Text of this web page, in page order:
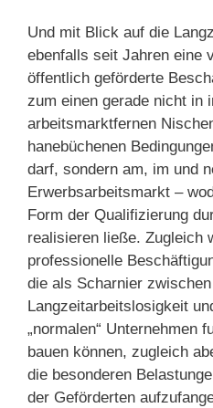
Und mit Blick auf die
ebenfalls seit Jahren eine
öffentlich geförderte
zum einen gerade nicht in
arbeitsmarktfernen
hanebüchenen
darf, sondern am, im und
Erwerbsarbeitsmarkt –
Form der Qualifizierung
realisieren ließe. Zugleich
professionelle
die als Scharnier
Langzeitarbeitslosigkeit
„normalen“ Unternehmen
bauen können, zugleich
die besonderen
der Geförderten